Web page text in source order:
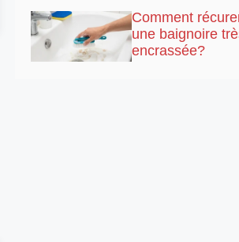
Comment
une baignoire
encrassée?